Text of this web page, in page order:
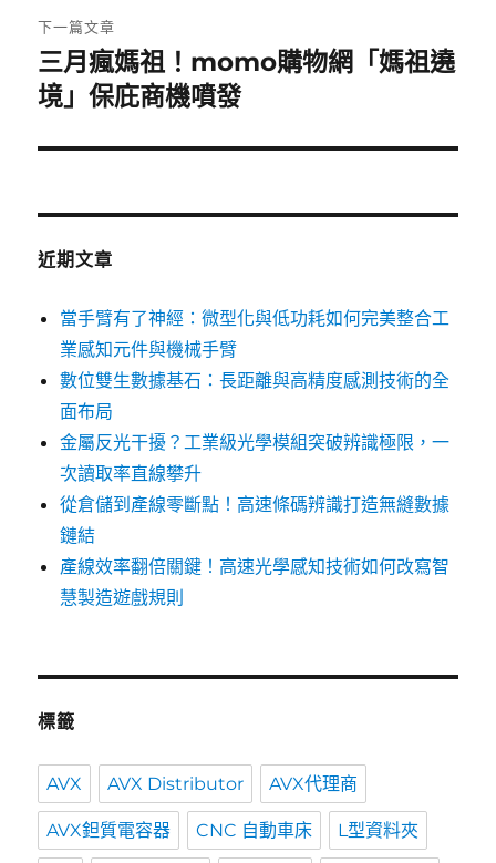
章:
下一篇文章
下
一
文
三月瘋媽祖！momo購物網「媽祖遶
境」保庇商機噴發
近期文章
當手臂有了神經：微型化與低功耗如何完美整合工
業感知元件與機械手臂
數位雙生數據基石：長距離與高精度感測技術的全
面布局
金屬反光干擾？工業級光學模組突破辨識極限，一
次讀取率直線攀升
從倉儲到產線零斷點！高速條碼辨識打造無縫數據
鏈結
產線效率翻倍關鍵！高速光學感知技術如何改寫智
慧製造遊戲規則
標籤
AVX AVX Distributor AVX代理商
AVX鉭質電容器 CNC 自動車床 L型資料夾